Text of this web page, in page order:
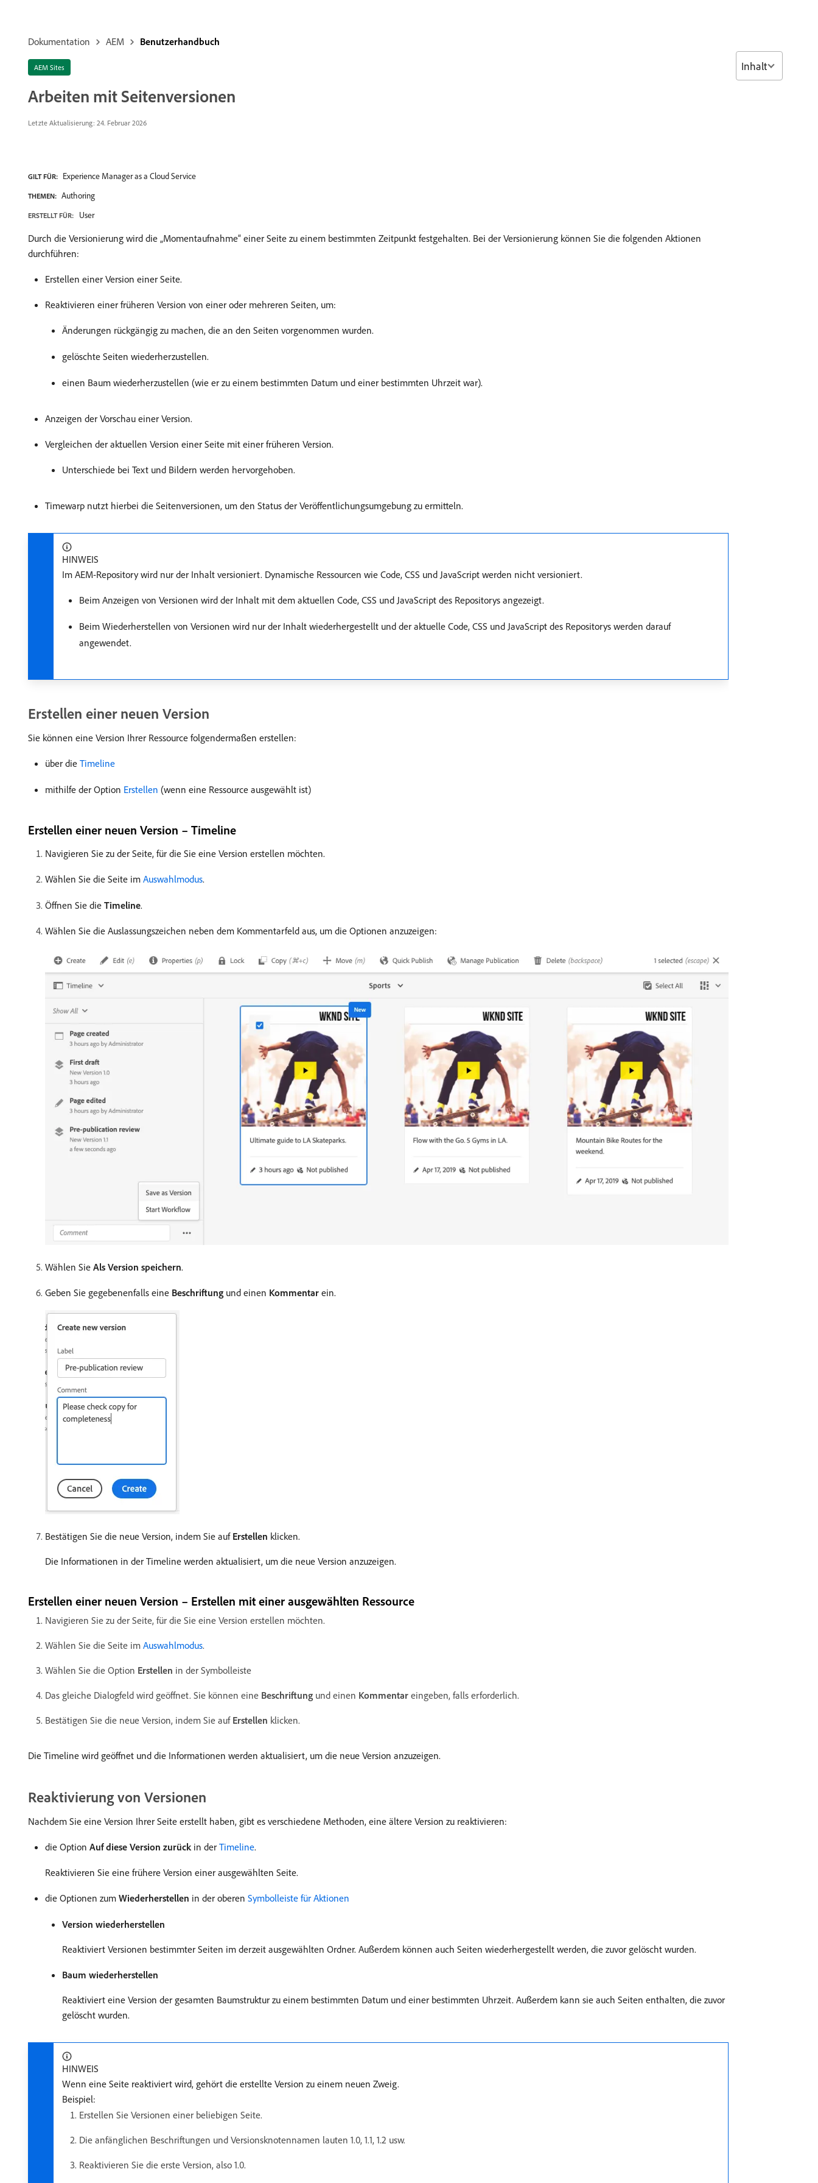
Dokumentation AEM Benutzerhandbuch
AEM Sites
Arbeiten mit Seitenversionen
Letzte Aktualisierung: 24. Februar 2026
GILT FÜR: Experience Manager as a Cloud Service
THEMEN: Authoring
ERSTELLT FÜR: User
Durch die Versionierung wird die „Momentaufnahme“ einer Seite zu einem bestimmten Zeitpunkt festgehalten. Bei der Versionierung können Sie die folgenden Aktionen
durchführen:
Erstellen einer Version einer Seite.
Reaktivieren einer früheren Version von einer oder mehreren Seiten, um:
Änderungen rückgängig zu machen, die an den Seiten vorgenommen wurden.
gelöschte Seiten wiederherzustellen.
einen Baum wiederherzustellen (wie er zu einem bestimmten Datum und einer bestimmten Uhrzeit war).
Anzeigen der Vorschau einer Version.
Vergleichen der aktuellen Version einer Seite mit einer früheren Version.
Unterschiede bei Text und Bildern werden hervorgehoben.
Timewarp nutzt hierbei die Seitenversionen, um den Status der Veröffentlichungsumgebung zu ermitteln.
HINWEIS
Im AEM-Repository wird nur der Inhalt versioniert. Dynamische Ressourcen wie Code, CSS und JavaScript werden nicht versioniert.
Beim Anzeigen von Versionen wird der Inhalt mit dem aktuellen Code, CSS und JavaScript des Repositorys angezeigt.
Beim Wiederherstellen von Versionen wird nur der Inhalt wiederhergestellt und der aktuelle Code, CSS und JavaScript des Repositorys werden darauf
angewendet.
Erstellen einer neuen Version
Sie können eine Version Ihrer Ressource folgendermaßen erstellen:
über die Timeline
mithilfe der Option Erstellen (wenn eine Ressource ausgewählt ist)
Erstellen einer neuen Version – Timeline
Navigieren Sie zu der Seite, für die Sie eine Version erstellen möchten.
Wählen Sie die Seite im Auswahlmodus.
Öffnen Sie die Timeline.
Wählen Sie die Auslassungszeichen neben dem Kommentarfeld aus, um die Optionen anzuzeigen:
Wählen Sie Als Version speichern.
Geben Sie gegebenenfalls eine Beschriftung und einen Kommentar ein.
Bestätigen Sie die neue Version, indem Sie auf Erstellen klicken.
Die Informationen in der Timeline werden aktualisiert, um die neue Version anzuzeigen.
Erstellen einer neuen Version – Erstellen mit einer ausgewählten Ressource
Navigieren Sie zu der Seite, für die Sie eine Version erstellen möchten.
Wählen Sie die Seite im Auswahlmodus.
Wählen Sie die Option Erstellen in der Symbolleiste
Das gleiche Dialogfeld wird geöffnet. Sie können eine Beschriftung und einen Kommentar eingeben, falls erforderlich.
Bestätigen Sie die neue Version, indem Sie auf Erstellen klicken.
Die Timeline wird geöffnet und die Informationen werden aktualisiert, um die neue Version anzuzeigen.
Reaktivierung von Versionen
Nachdem Sie eine Version Ihrer Seite erstellt haben, gibt es verschiedene Methoden, eine ältere Version zu reaktivieren:
die Option Auf diese Version zurückin der Timeline.
Reaktivieren Sie eine frühere Version einer ausgewählten Seite.
die Optionen zum Wiederherstellen in der oberen Symbolleiste für Aktionen
Version wiederherstellen
Reaktiviert Versionen bestimmter Seiten im derzeit ausgewählten Ordner. Außerdem können auch Seiten wiederhergestellt werden, die zuvor gelöscht wurden.
Baum wiederherstellen
Reaktiviert eine Version der gesamten Baumstruktur zu einem bestimmten Datum und einer bestimmten Uhrzeit. Außerdem kann sie auch Seiten enthalten, die zuvor
gelöscht wurden.
HINWEIS
Wenn eine Seite reaktiviert wird, gehört die erstellte Version zu einem neuen Zweig.
Beispiel:
Erstellen Sie Versionen einer beliebigen Seite.
Die anfänglichen Beschriftungen und Versionsknotennamen lauten 1.0, 1.1, 1.2 usw.
Reaktivieren Sie die erste Version, also 1.0.
Inhalt